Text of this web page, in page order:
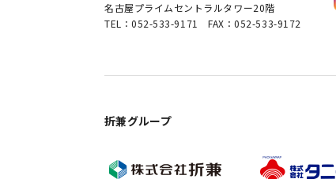
名古屋プライムセントラルタワー20階
TEL：052-533-9171 FAX：052-533-9172
折兼グループ